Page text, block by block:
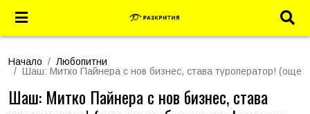
Начало
Любопитни
Шаш: Митко Пайнера с нов бизнес, става туроператор! (още
Шаш: Митко Пайнера с нов бизнес, става